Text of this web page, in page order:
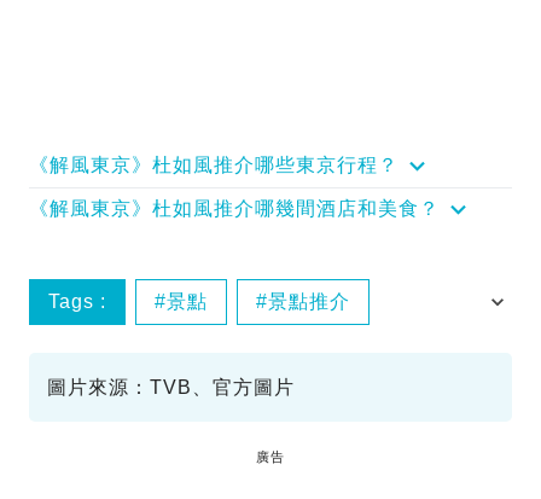
《解風東京》杜如風推介哪些東京行程？
《解風東京》杜如風推介哪幾間酒店和美食？
Tags : 景點 景點推介
圖片來源：TVB、官方圖片
廣告